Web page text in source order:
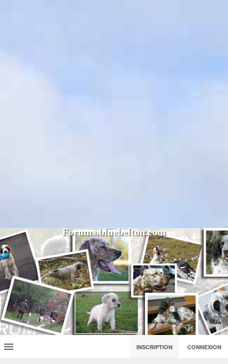
Forums.bluebelton.com
INSCRIPTION CONNEXION